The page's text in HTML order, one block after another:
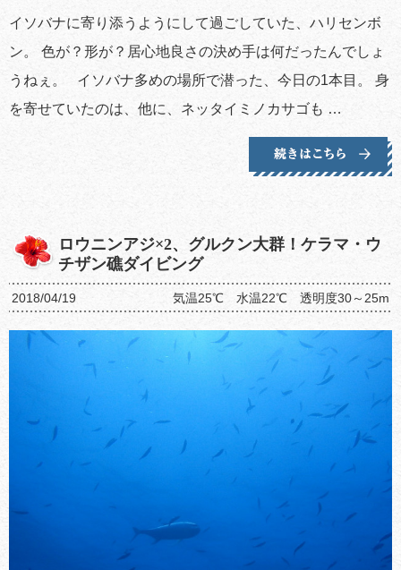
イソバナに寄り添うようにして過ごしていた、ハリセンボ
ン。 色が？形が？居心地良さの決め手は何だったんでしょ
うねぇ。 イソバナ多めの場所で潜った、今日の1本目。 身
を寄せていたのは、他に、ネッタイミノカサゴも …
ロウニンアジ×2、グルクン大群！ケラマ・ウ
チザン礁ダイビング
2018/04/19 気温25℃ 水温22℃ 透明度30～25m